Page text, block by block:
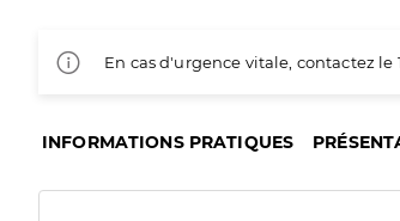
En cas d'urgence vitale, contactez
INFORMATIONS PRATIQUES